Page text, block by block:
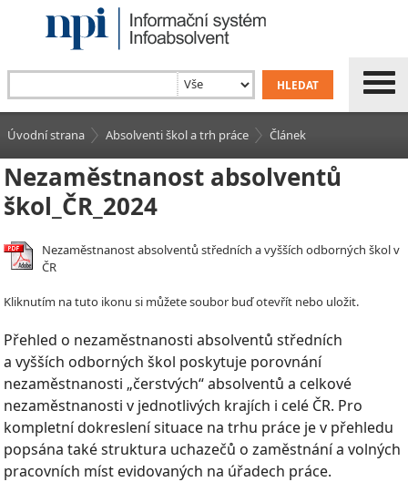
Úvodní strana Absolventi škol a trh práce Článek
Nezaměstnanost absolventů
škol_ČR_2024
Nezaměstnanost absolventů středních a vyšších odborných škol v
ČR
Kliknutím na tuto ikonu si můžete soubor buď otevřít nebo uložit.
Přehled o nezaměstnanosti absolventů středních
a vyšších odborných škol poskytuje porovnání
nezaměstnanosti „čerstvých“ absolventů a celkové
nezaměstnanosti v jednotlivých krajích i celé ČR. Pro
kompletní dokreslení situace na trhu práce je v přehledu
popsána také struktura uchazečů o zaměstnání a volných
pracovních míst evidovaných na úřadech práce.